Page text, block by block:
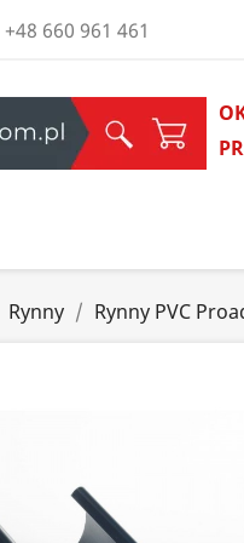
+48 660 961 461
Rynny Rynny PVC